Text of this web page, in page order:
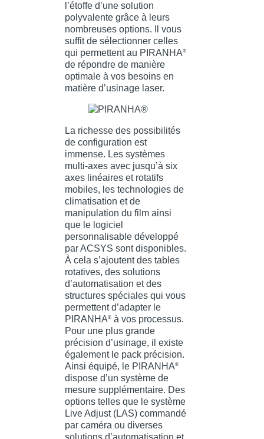
l’étoffe d’une solution
polyvalente grâce à leurs
nombreuses options. Il vous
suffit de sélectionner celles
qui permettent au PIRANHA®
de répondre de manière
optimale à vos besoins en
matière d’usinage laser.
La richesse des possibilités
de configuration est
immense. Les systèmes
multi-axes avec jusqu’à six
axes linéaires et rotatifs
mobiles, les technologies de
climatisation et de
manipulation du film ainsi
que le logiciel
personnalisable développé
par ACSYS sont disponibles.
À cela s’ajoutent des tables
rotatives, des solutions
d’automatisation et des
structures spéciales qui vous
permettent d’adapter le
PIRANHA®à vos processus.
Pour une plus grande
précision d’usinage, il existe
également le pack précision.
Ainsi équipé, le PIRANHA®
dispose d’un système de
mesure supplémentaire. Des
options telles que le système
Live Adjust (LAS) commandé
par caméra ou diverses